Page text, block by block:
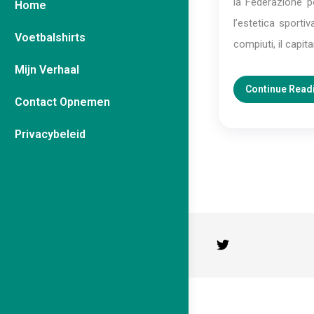
Home
Voetbalshirts
Mijn Verhaal
Contact Opnemen
Privacybeleid
l’estetica
compiuti, il
Continue